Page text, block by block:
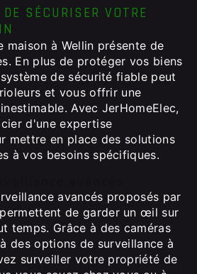
SÉCURISER VOTRE
maison à Wellin présente de
En plus de protéger vos biens
de sécurité fiable peut
et vous offrir une
Avec JerHomeElec,
d'une expertise
mettre en place des solutions
à vos besoins spécifiques.
avancés proposés par
de garder un œil sur
temps. Grâce à des caméras
des options de surveillance à
surveiller votre propriété de